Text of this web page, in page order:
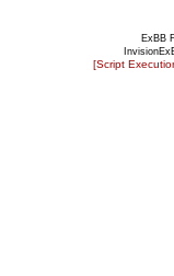
ExBB
[Script